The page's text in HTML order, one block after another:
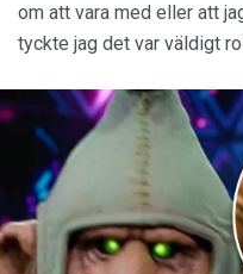
om att vara med eller att
tyckte jag det var väldigt